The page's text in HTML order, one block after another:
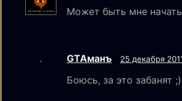
Может быть мне
GTAмaнъ 25 декабря
Боюсь, за это забанят ;)